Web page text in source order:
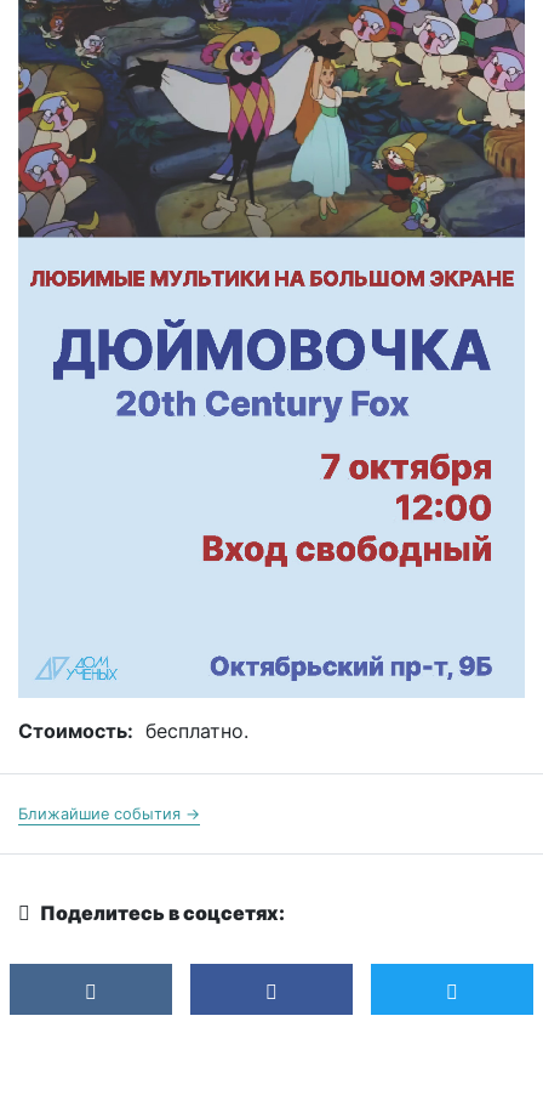
Стоимость: бесплатно.
Ближайшие события →
Поделитесь в соцсетях: